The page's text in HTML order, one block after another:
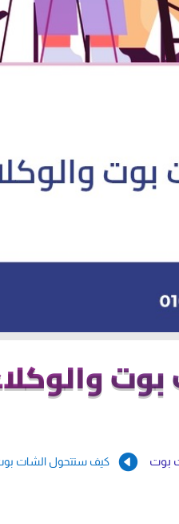
بوت  كيف ستتحول الشات بوت